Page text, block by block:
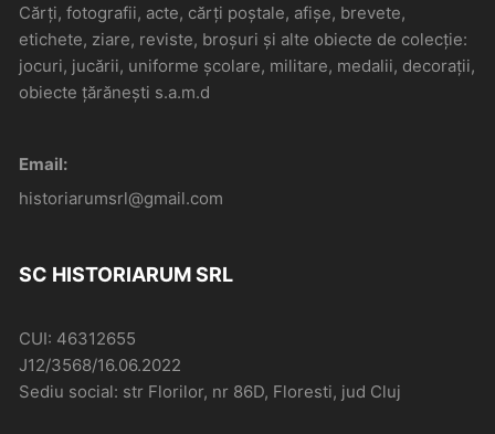
Cărți, fotografii, acte, cărți poștale, afișe, brevete,
etichete, ziare, reviste, broșuri și alte obiecte de colecție:
jocuri, jucării, uniforme școlare, militare, medalii, decorații,
obiecte țărănești s.a.m.d
Email:
historiarumsrl@gmail.com
SC HISTORIARUM SRL
CUI: 46312655
J12/3568/16.06.2022
Sediu social: str Florilor, nr 86D, Floresti, jud Cluj